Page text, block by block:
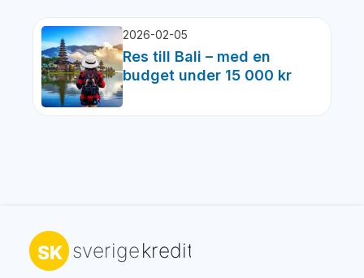
2026-02-05
Res till Bali – med en
budget under 15 000 kr